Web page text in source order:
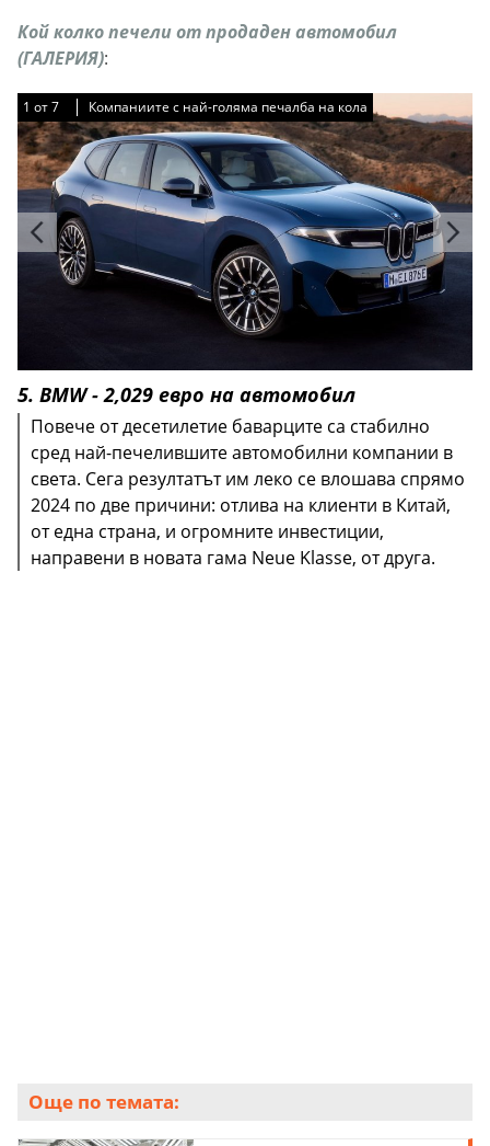
Кой колко печели от продаден автомобил
(ГАЛЕРИЯ):
1 от7 Компаниите с най-голяма печалба на кола
5. BMW - 2,029 eвро на автомобил
Повече от десетилетие баварците са стабилно
сред най-печелившите автомобилни компании в
света. Сега резултатът им леко се влошава спрямо
2024 по две причини: отлива на клиенти в Китай,
от една страна, и огромните инвестиции,
направени в новата гама Neue Klasse, от друга.
1 от7 Компаниите с най-голяма печалба на кола
1 от7 Компаниите с най-голяма печалба на кола
1 от7 Компаниите с най-голяма печалба на кола
1 от7 Компаниите с най-голяма печалба на кола
1 от7 Компаниите с най-голяма печалба на кола
1 от7 Компаниите с най-голяма печалба на кола
Още по темата: